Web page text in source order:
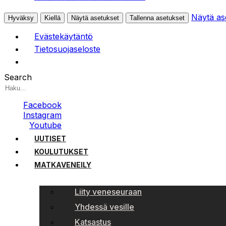
Hyväksy Kiellä Näytä asetukset Tallenna asetukset
Näytä
Evästekäytäntö
Tietosuojaseloste
Search
Facebook
Instagram
Youtube
UUTISET
KOULUTUKSET
MATKAVENEILY
Liity veneseuraan
Yhdessä vesille
Katsastus